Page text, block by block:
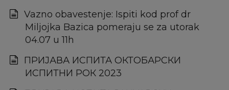
Vazno obavestenje: Ispiti kod prof dr
Miljojka Bazica pomeraju se za utorak
04.07 u 11h
ПРИЈАВА ИСПИТА ОКТОБАРСКИ
ИСПИТНИ РОК 2023